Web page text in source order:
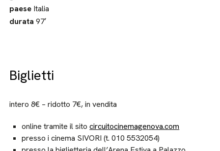
paese Italia
durata97′
Biglietti
intero 8€ – ridotto 7€, in vendita
online tramite il sitocircuitocinemagenova.com
presso i cinema SIVORI (t. 010 5532054)